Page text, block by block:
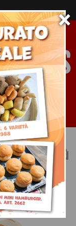
×
Ristopiù